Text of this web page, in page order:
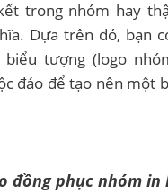
trong nhóm hay
Dựa trên đó, bạn
tượng (logo
đáo để tạo nên một
đồng phục nhóm in